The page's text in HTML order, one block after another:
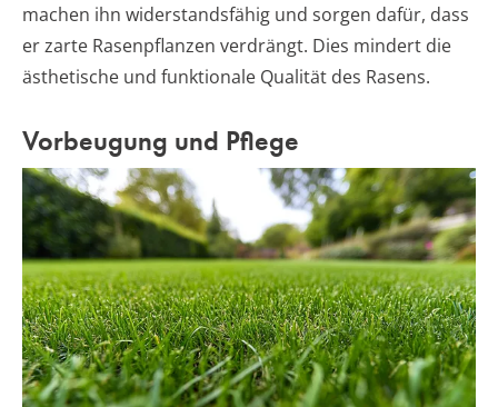
machen ihn widerstandsfähig und sorgen dafür, dass
er zarte Rasenpflanzen verdrängt. Dies mindert die
ästhetische und funktionale Qualität des Rasens.
Vorbeugung und Pflege